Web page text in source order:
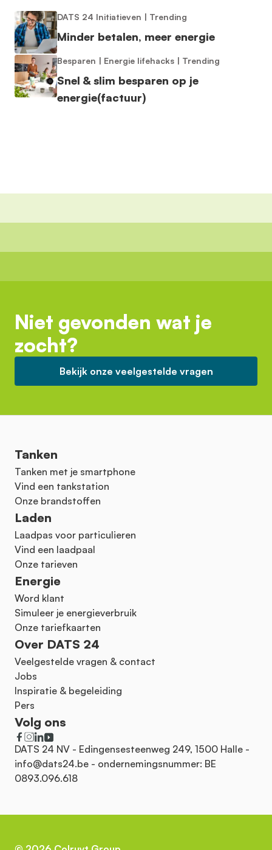
DATS 24 Initiatieven | Trending
Minder betalen, meer energie
Besparen | Energie lifehacks | Trending
Snel & slim besparen op je
energie(factuur)
Niet gevonden wat je
zocht?
Bekijk onze veelgestelde vragen
Tanken
Tanken met je smartphone
Vind een tankstation
Onze brandstoffen
Laden
Laadpas voor particulieren
Vind een laadpaal
Onze tarieven
Energie
Word klant
Simuleer je energieverbruik
Onze tariefkaarten
Over DATS 24
Veelgestelde vragen & contact
Jobs
Inspiratie & begeleiding
Pers
Volg ons
DATS 24 NV - Edingensesteenweg 249, 1500 Halle -
info@dats24.be - ondernemingsnummer: BE
0893.096.618